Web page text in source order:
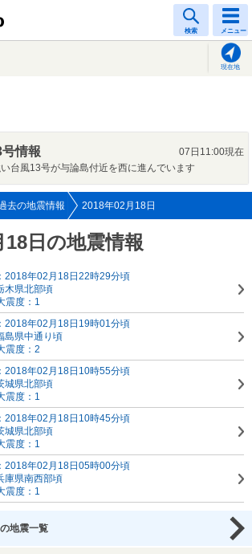
検索 メニュー
現在地
情報
07日11:00現在
台風13号が与論島付近を西に進んでいます
去の地震情報 2018年02月18日
18日の地震情報
2018年02月18日22時29分頃
木県北部頃
震度：1
2018年02月18日19時01分頃
島県中通り頃
震度：2
2018年02月18日10時55分頃
城県北部頃
震度：1
2018年02月18日10時45分頃
城県北部頃
震度：1
2018年02月18日05時00分頃
庫県南西部頃
震度：1
地震一覧